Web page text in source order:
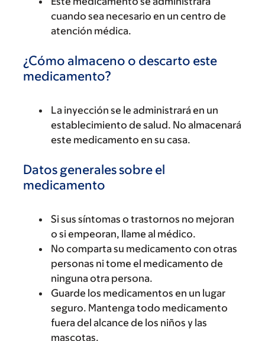
cuando sea necesario en un centro de
atención médica.
¿Cómo almaceno o descarto este
medicamento?
La inyección se le administrará en un
establecimiento de salud. No almacenará
este medicamento en su casa.
Datos generales sobre el
medicamento
Si sus síntomas o trastornos no mejoran
o si empeoran, llame al médico.
No comparta su medicamento con otras
personas ni tome el medicamento de
ninguna otra persona.
Guarde los medicamentos en un lugar
seguro. Mantenga todo medicamento
fuera del alcance de los niños y las
mascotas.